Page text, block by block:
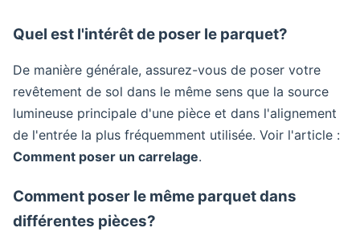
Quel est l'intérêt de poser le parquet?
De manière générale, assurez-vous de poser votre
revêtement de sol dans le même sens que la source
lumineuse principale d'une pièce et dans l'alignement
de l'entrée la plus fréquemment utilisée. Voir l'article :
Comment poser un carrelage.
Comment poser le même parquet dans
différentes pièces?